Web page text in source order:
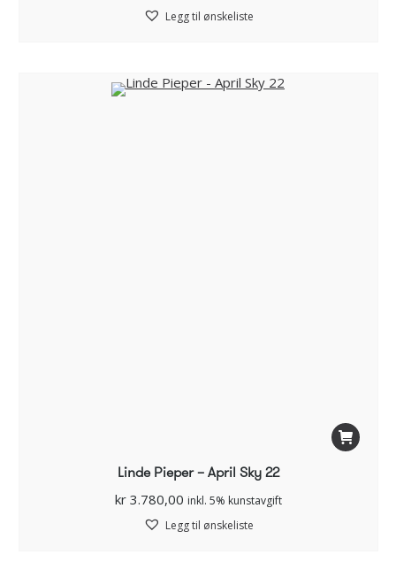
Legg til ønskeliste
Linde Pieper – April Sky 22
kr3.780,00 inkl. 5% kunstavgift
Legg til ønskeliste